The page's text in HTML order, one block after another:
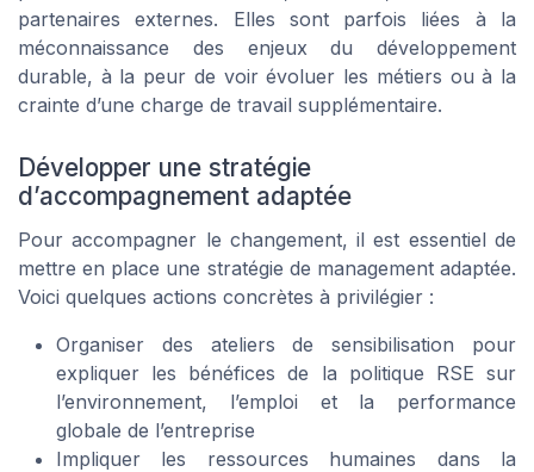
partenaires externes. Elles sont parfois liées à la
méconnaissance des enjeux du développement
durable, à la peur de voir évoluer les métiers ou à la
crainte d’une charge de travail supplémentaire.
Développer une stratégie
d’accompagnement adaptée
Pour accompagner le changement, il est essentiel de
mettre en place une stratégie de management adaptée.
Voici quelques actions concrètes à privilégier :
Organiser des ateliers de sensibilisation pour
expliquer les bénéfices de la politique RSE sur
l’environnement, l’emploi et la performance
globale de l’entreprise
Impliquer les ressources humaines dans la